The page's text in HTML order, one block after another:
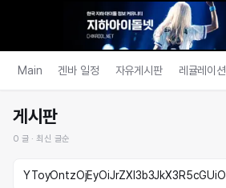
Main 겐바 일정 자유게시판 레귤레이션
게시판
0 글 ·최신 글순